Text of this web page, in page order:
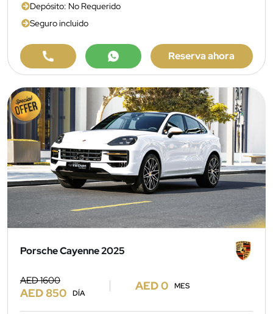
Depósito: No Requerido
Seguro incluido
Reserva ahora
Porsche Cayenne 2025
AED 1600
AED 850 DÍA
AED 0 MES